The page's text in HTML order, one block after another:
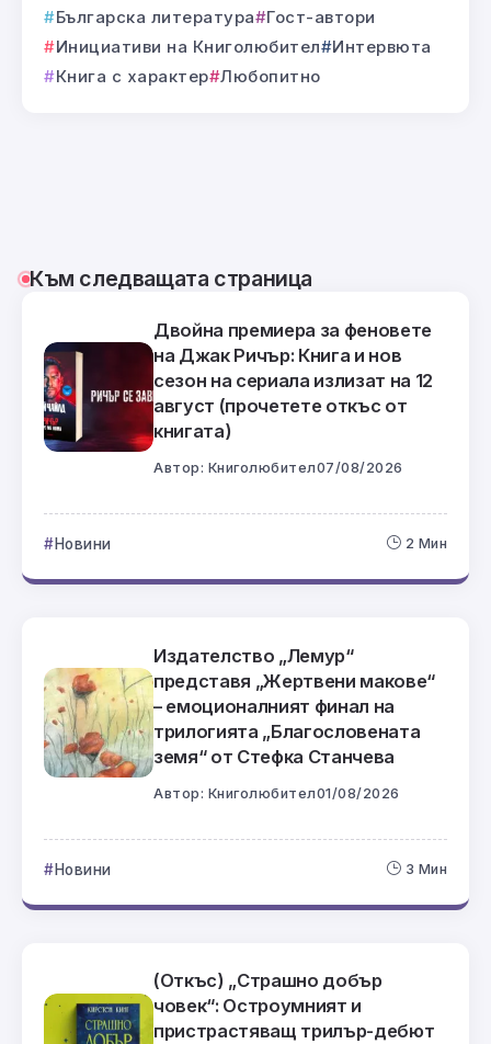
Българска литература
Гост-автори
Инициативи на Книголюбител
Интервюта
Книга с характер Любопитно
Към следващата страница
Двойна премиера за феновете
на Джак Ричър: Книга и нов
сезон на сериала излизат на 12
август (прочетете откъс от
книгата)
Автор: Книголюбител07/08/2026
Новини 2 Мин
Издателство „Лемур“
представя „Жертвени макове“
– емоционалният финал на
трилогията „Благословената
земя“ от Стефка Станчева
Автор: Книголюбител01/08/2026
Новини 3 Мин
(Откъс) „Страшно добър
човек“: Остроумният и
пристрастяващ трилър-дебют